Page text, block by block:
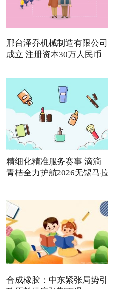
邢台泽乔机械制造有限公司
成立 注册资本30万人民币
精细化精准服务赛事 滴滴
青桔全力护航2026无锡马拉
合成橡胶：中东紧张局势引